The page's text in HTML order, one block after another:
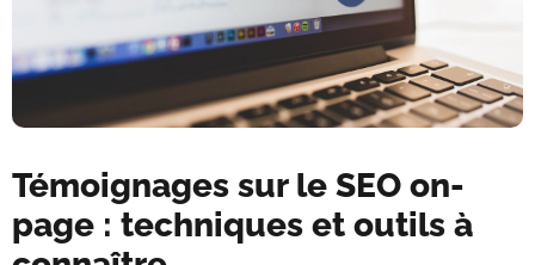
Témoignages sur le SEO on-
page : techniques et outils à